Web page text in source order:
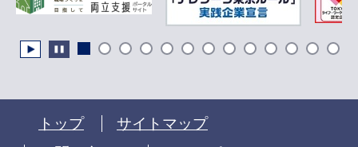
トップ
サイトマップ